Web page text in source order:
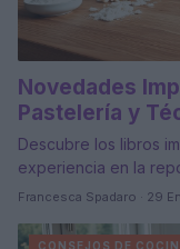
Novedades
Pastelería y
Descubre los libros
experiencia en la
Francesca Spadaro · 29
CONSEJOS DE